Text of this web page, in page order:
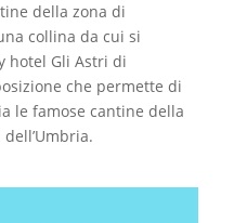
della zona di
collina da cui si
hotel Gli Astri di
che permette di
le famose cantine della